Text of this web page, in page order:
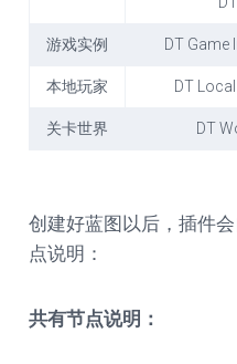
游戏实例 DT Game
本地玩家 DT
关卡世界 DT
创建好蓝图以后，插件
点说明：
共有节点说明：